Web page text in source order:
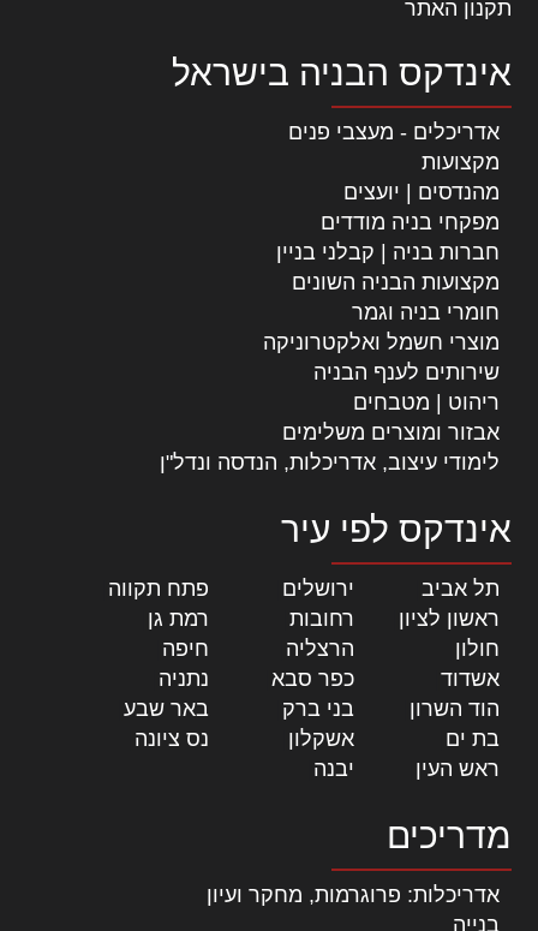
תקנון האתר
אינדקס הבניה בישראל
אדריכלים - מעצבי פנים
מקצועות
מהנדסים | יועצים
מפקחי בניה מודדים
חברות בניה | קבלני בניין
מקצועות הבניה השונים
חומרי בניה וגמר
מוצרי חשמל ואלקטרוניקה
שירותים לענף הבניה
ריהוט | מטבחים
אבזור ומוצרים משלימים
לימודי עיצוב, אדריכלות, הנדסה ונדל"ן
אינדקס לפי עיר
תל אביב ירושלים פתח תקווה
ראשון לציון
רחובות רמת גן
חולון
הרצליה חיפה
אשדוד
כפר סבא נתניה
הוד השרון
בני ברק באר שבע
בת ים
אשקלון נס ציונה
ראש העין
יבנה
מדריכים
אדריכלות: פרוגרמות, מחקר ועיון
בנייה